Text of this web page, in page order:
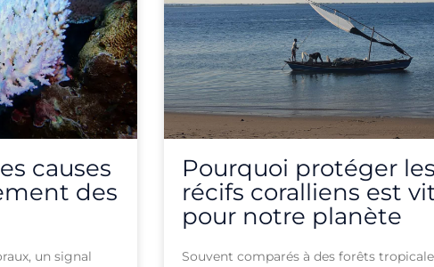
causes
des
un signal
Pourquoi protéger les
récifs coralliens est
pour notre planète
Souvent comparés à des forêts